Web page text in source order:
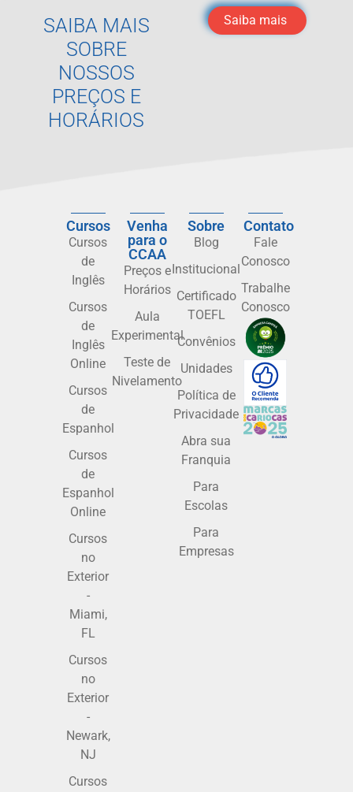
SAIBA MAIS
SOBRE
NOSSOS
PREÇOS E
HORÁRIOS
Saiba mais
Cursos
Cursos
de
Inglês
Cursos
de
Inglês
Online
Cursos
de
Espanhol
Cursos
de
Espanhol
Online
Cursos
no
Exterior
-
Miami,
FL
Cursos
no
Exterior
-
Newark,
NJ
Cursos
Venha
para o
CCAA
Preços e
Horários
Aula
Experimental
Teste de
Nivelamento
Sobre
Blog
Institucional
Certificado
TOEFL
Convênios
Unidades
Política de
Privacidade
Abra sua
Franquia
Para
Escolas
Para
Empresas
Contato
Fale
Conosco
Trabalhe
Conosco